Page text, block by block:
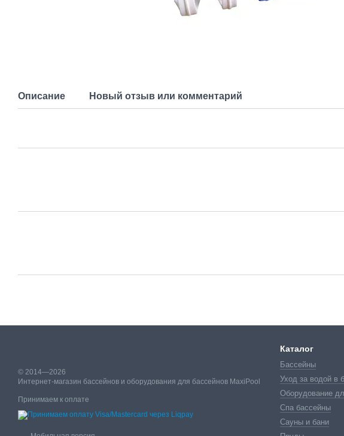
Описание Новый отзыв или комментарий
© 2014—2026
Интернет-магазин бассейнов и оборудования для бассейнов MaxiPool
Принимаем к оплате
Каталог
Бассейны
Уход за водой в
Оборудование
Спа бассейны
Сауны и бани